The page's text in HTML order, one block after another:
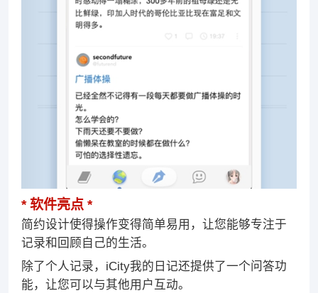
软件亮点
简约设计使得操作变得简单易用，让您能够专注于
记录和回顾自己的生活。
除了个人记录，iCity我的日记还提供了一个问答功
能，让您可以与其他用户互动。